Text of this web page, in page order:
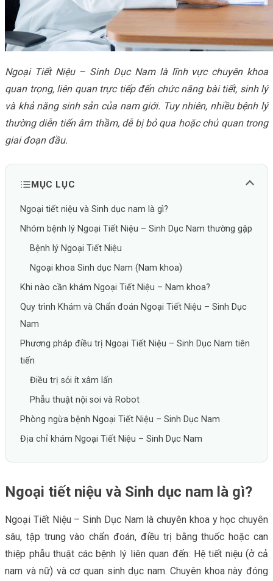
Ngoại Tiết Niệu – Sinh Dục Nam là lĩnh vực chuyên khoa
quan trọng, liên quan trực tiếp đến chức năng bài tiết, sinh lý
và khả năng sinh sản của nam giới. Tuy nhiên, nhiều bệnh lý
thường diễn tiến âm thầm, dễ bị bỏ qua hoặc chủ quan trong
giai đoạn đầu.
MỤC LỤC
Ngoại tiết niệu và Sinh dục nam là gì?
Nhóm bệnh lý Ngoại Tiết Niệu – Sinh Dục Nam thường gặp
Bệnh lý Ngoại Tiết Niệu
Ngoại khoa Sinh dục Nam (Nam khoa)
Khi nào cần khám Ngoại Tiết Niệu – Nam khoa?
Quy trình Khám và Chẩn đoán Ngoại Tiết Niệu – Sinh Dục
Nam
Phương pháp điều trị Ngoại Tiết Niệu – Sinh Dục Nam tiên
tiến
Điều trị sỏi ít xâm lấn
Phẫu thuật nội soi và Robot
Phòng ngừa bệnh Ngoại Tiết Niệu – Sinh Dục Nam
Địa chỉ khám Ngoại Tiết Niệu – Sinh Dục Nam
Ngoại tiết niệu và Sinh dục nam là gì?
Ngoại Tiết Niệu – Sinh Dục Nam là chuyên khoa y học chuyên
sâu, tập trung vào chẩn đoán, điều trị bằng thuốc hoặc can
thiệp phẫu thuật các bệnh lý liên quan đến: Hệ tiết niệu (ở cả
nam và nữ) và cơ quan sinh dục nam. Chuyên khoa này đóng